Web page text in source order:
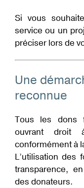
Si vous
service ou un
préciser lors de
Une
reconnue
Tous les dons
ouvrant
conformément à
L’utilisation des
transparence,
des donateurs.